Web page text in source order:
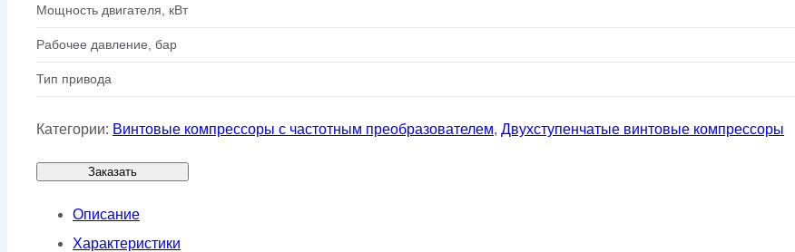
Мощность двигателя, кВт
Рабочее давление, бар
Тип привода
Категории: Винтовые компрессоры с частотным преобразователем, Двухступенчатые винтовые компрессоры
Заказать
Описание
Характеристики